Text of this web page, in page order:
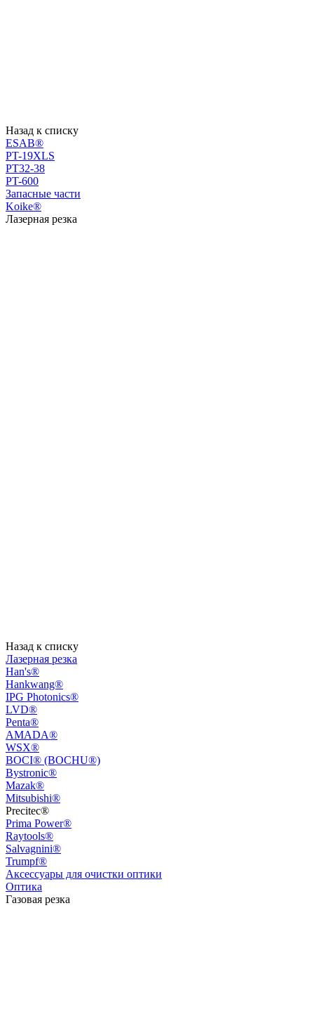
Назад к списку
ESAB®
PT-19XLS
PT32-38
PT-600
Запасные части
Koike®
Лазерная резка
Назад к списку
Лазерная резка
Han's®
Hankwang®
IPG Photonics®
LVD®
Penta®
AMADA®
WSX®
BOCI® (BOCHU®)
Bystronic®
Mazak®
Mitsubishi®
Precitec®
Prima Power®
Raytools®
Salvagnini®
Trumpf®
Аксессуары для очистки оптики
Оптика
Газовая резка